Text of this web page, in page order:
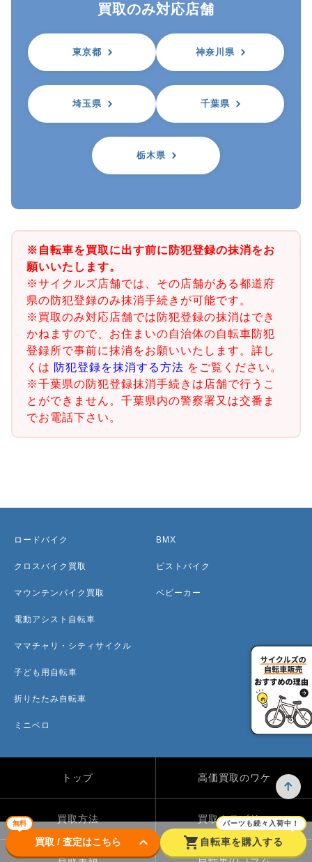
買取のみ対応店舗
東京都 神奈川県
埼玉県 千葉県
栃木県
※自転車を買取に出す前に防犯登録の抹消をお
願いいたします。
※サイクルズ店舗では、その店舗がある都道府
県の防犯登録のみ抹消手続きが可能です。
※買取のみ対応店舗では防犯登録の抹消はでき
かねますので、お住まいの自治体の自転車防犯
登録所で事前に抹消をお願いいたします。詳し
くは 防犯登録を抹消する方法 をご覧ください。
※千葉県の防犯登録抹消手続きは店舗で行うこ
とができません。千葉県内の警察署又は交番ま
でお電話下さい。
無料
買取 / 査定はこちら keyboard_arrow_down shopping_cart
パーツも続々入荷中！
自転車を購入する
ロードバイク
クロスバイク買取
マウンテンバイク買取
電動アシスト自転車
ママチャリ・シティサイクル
子ども用自転車
折りたたみ自転車
ミニベロ
BMX
ピストバイク
ベビーカー
トップ 高価買取のワケ
買取方法 買取カテゴリー
買取実績 自転車のコラム